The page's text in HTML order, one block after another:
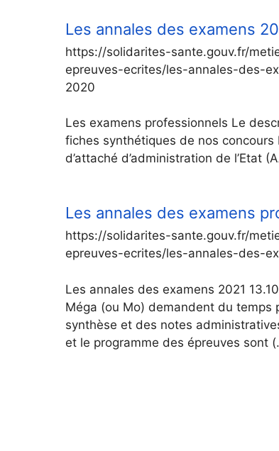
Les annales des examens
https://solidarites-sante.gouv.fr/
epreuves-ecrites/les-annales-des-
2020
Les examens professionnels Le
fiches synthétiques de nos concours
d’attaché d’administration de l’Etat
Les annales des examens
https://solidarites-sante.gouv.fr/
epreuves-ecrites/les-annales-des-
Les annales des examens 2021
Méga (ou Mo) demandent du temps
synthèse et des notes
et le programme des épreuves sont